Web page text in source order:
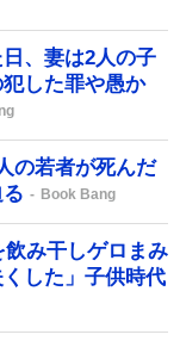
、妻は2人の子
した罪や愚か
の若者が死んだ
Book Bang
み干しゲロまみ
した」子供時代